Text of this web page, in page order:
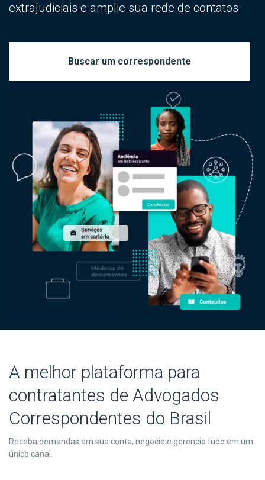
extrajudiciais e amplie sua rede de contatos
Buscar um correspondente
A melhor plataforma para
contratantes de Advogados
Correspondentes do Brasil
Receba demandas em sua conta, negocie e gerencie tudo em um
único canal.